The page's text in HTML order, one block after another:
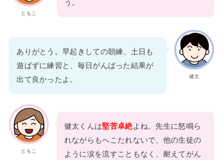
ともこ
う。
健太
ありがとう。早起きしての朝練、土日も
遊ばずに練習と、毎日がんばった結果が
出て良かったよ。
ともこ
健太くんは堅苦卓絶よね。先生に怒鳴ら
れながらもへこたれないで、他の生徒の
ように涙を流すこともなく、耐えてがん